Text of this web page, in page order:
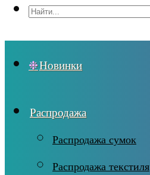
Новинки
Распродажа
Распродажа сумок
Распродажа текстиля